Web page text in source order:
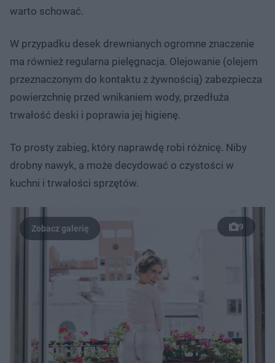
warto schować.
W przypadku desek drewnianych ogromne znaczenie
ma również regularna pielęgnacja. Olejowanie (olejem
przeznaczonym do kontaktu z żywnością) zabezpiecza
powierzchnię przed wnikaniem wody, przedłuża
trwałość deski i poprawia jej higienę.
To prosty zabieg, który naprawdę robi różnicę. Niby
drobny nawyk, a może decydować o czystości w
kuchni i trwałości sprzętów.
9